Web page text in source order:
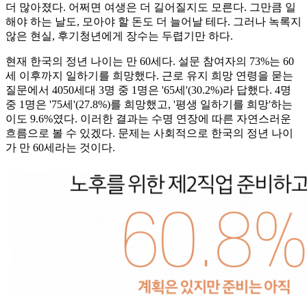
더 많아졌다. 어쩌면 여생은 더 길어질지도 모른다. 그만큼 일
해야 하는 날도, 모아야 할 돈도 더 늘어날 테다. 그러나 녹록지
않은 현실, 후기청년에게 장수는 두렵기만 하다.
현재 한국의 정년 나이는 만 60세다. 설문 참여자의 73%는 60
세 이후까지 일하기를 희망했다. 근로 유지 희망 연령을 묻는
질문에서 4050세대 3명 중 1명은 '65세'(30.2%)라 답했다. 4명
중 1명은 '75세'(27.8%)를 희망했고, '평생 일하기를 희망'하는
이도 9.6%였다. 이러한 결과는 수명 연장에 따른 자연스러운
흐름으로 볼 수 있겠다. 문제는 사회적으로 한국의 정년 나이
가 만 60세라는 것이다.